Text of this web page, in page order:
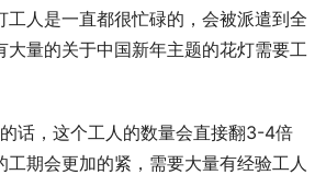
工人是一直都很忙碌的，会被派遣到全
大量的关于中国新年主题的花灯需要工
话，这个工人的数量会直接翻3-4倍
工期会更加的紧，需要大量有经验工人